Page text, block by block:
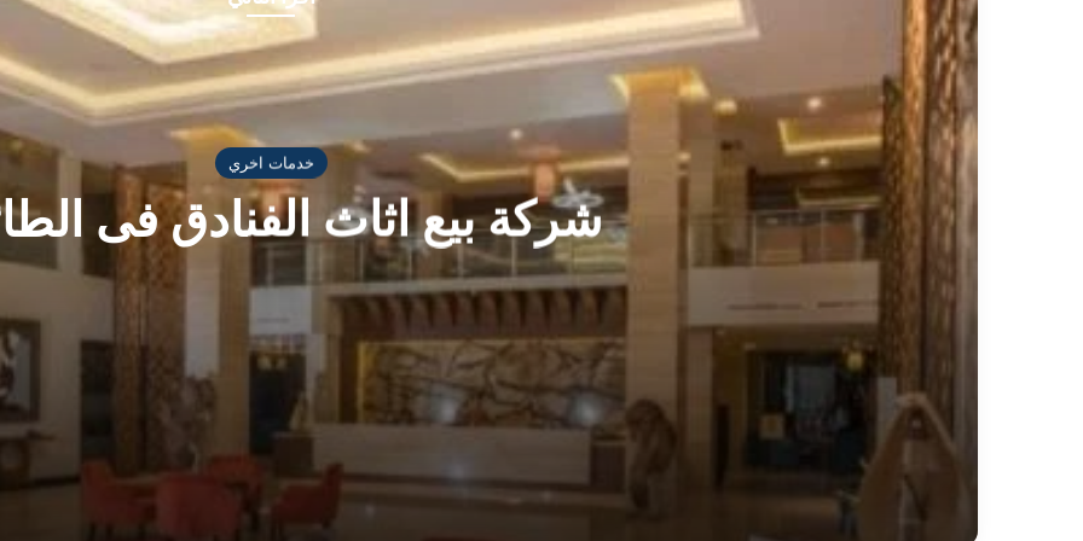
خدمات اخري
شركة بيع اثاث الفنادق فى
شركة بيع اثاث الفنادق فى الطائف